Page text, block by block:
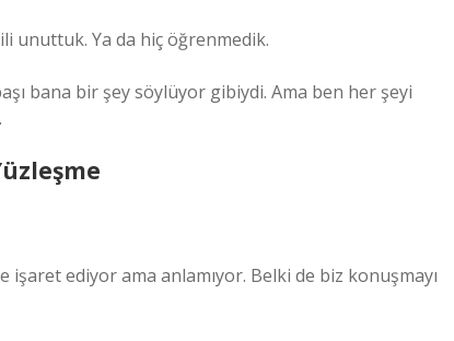
unuttuk. Ya da hiç öğrenmedik.
bana bir şey söylüyor gibiydi. Ama ben her şeyi
ediyor ama anlamıyor. Belki de biz konuşmayı